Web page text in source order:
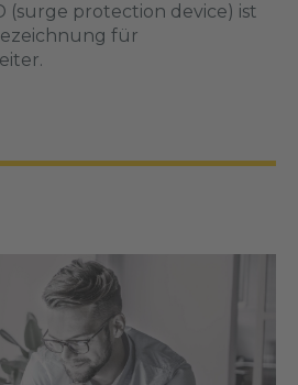
(surge protection device) ist
für